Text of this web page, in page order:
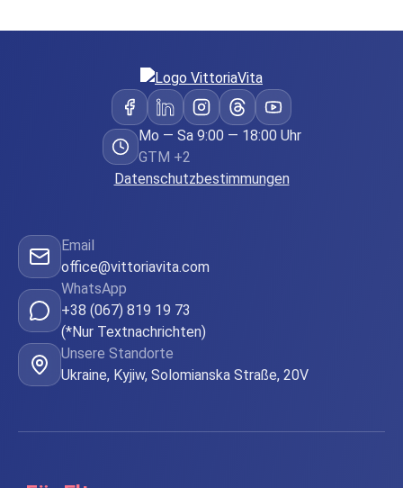
Mo — Sa 9:00 — 18:00 Uhr
GTM +2
Datenschutzbestimmungen
Email
office@vittoriavita.com
WhatsApp
+38 (067) 819 19 73
(*Nur Textnachrichten)
Unsere Standorte
Ukraine, Kyjiw, Solomianska Straße, 20V